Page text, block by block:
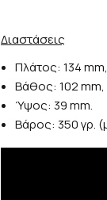
Διαστάσεις
Πλάτος: 134 mm,
Βάθος: 102 mm,
Ύψος: 39 mm.
Βάρος: 350 γρ.